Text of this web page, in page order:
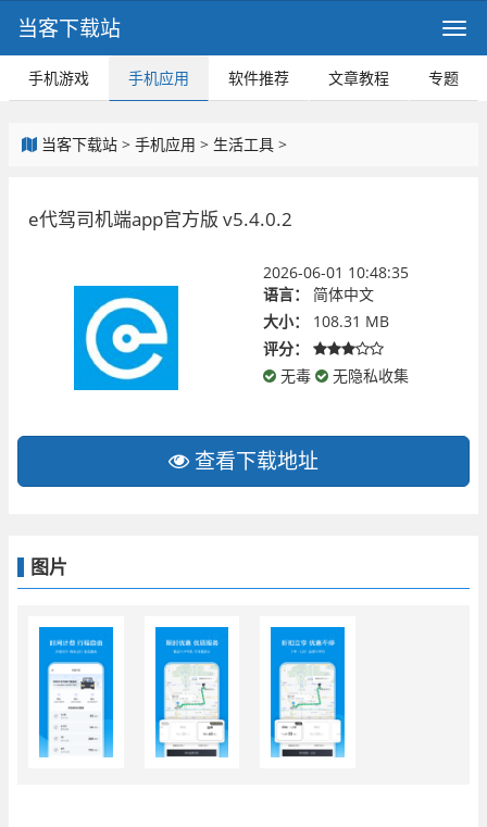
当客下载站
手机游戏 手机应用 软件推荐 文章教程 专题
当客下载站 > 手机应用 > 生活工具 >
e代驾司机端app官方版 v5.4.0.2
2026-06-01 10:48:35
语言：
简体中文
大小：
108.31 MB
评分：
无毒
无隐私收集
查看下载地址
图片